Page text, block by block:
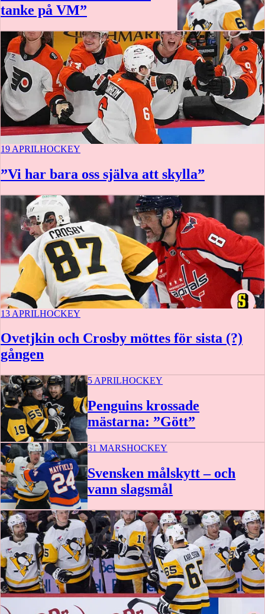
tanke på VM”
19 APRILHOCKEY
”Vi har bara oss själva att skylla”
13 APRILHOCKEY
Ovetjkin och Crosby möttes för sista (?)
gången
5 APRILHOCKEY
Penguins krossade
mästarna: ”Gött”
31 MARSHOCKEY
Svensken målskytt – och
vann slagsmål